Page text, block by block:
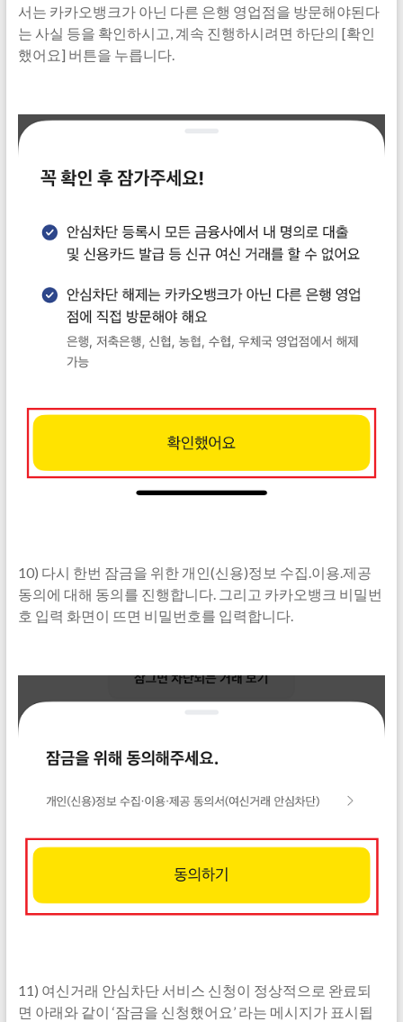
서는 카카오뱅크가 아닌 다른 은행 영업점을 방문해야된다
는 사실 등을 확인하시고, 계속 진행하시려면 하단의 [확인
했어요] 버튼을 누릅니다.
10) 다시 한번 잠금을 위한 개인(신용)정보 수집.이용.제공
동의에 대해 동의를 진행합니다. 그리고 카카오뱅크 비밀번
호 입력 화면이 뜨면 비밀번호를 입력합니다.
11) 여신거래 안심차단 서비스 신청이 정상적으로 완료되
면 아래와 같이 ‘잠금을 신청했어요’ 라는 메시지가 표시됩